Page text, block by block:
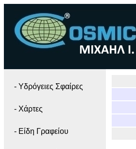
- Yδρόγειες Σφαίρες
- Χάρτες
- Είδη Γραφείου